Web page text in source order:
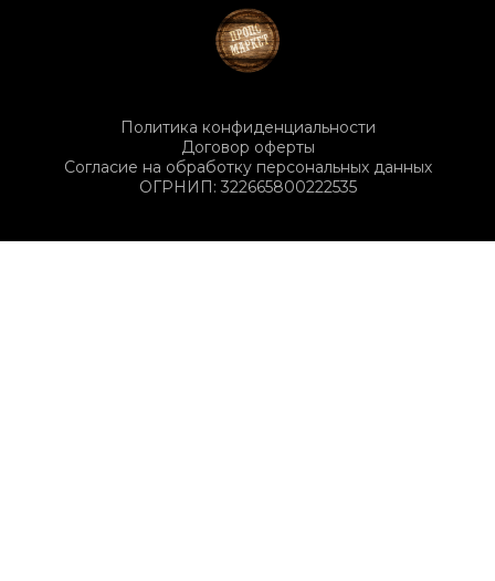
Политика конфиденциальности
Договор оферты
Согласие на обработку персональных данных
ОГРНИП: 322665800222535